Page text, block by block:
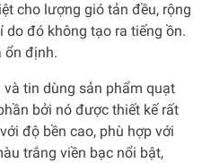
cho lượng gió tản đều, rộng
do đó không tạo ra tiếng ồn.
ổn định.
tin dùng sản phẩm quạt
bởi nó được thiết kế rất
độ bền cao, phù hợp với
trắng viền bạc nổi bật,